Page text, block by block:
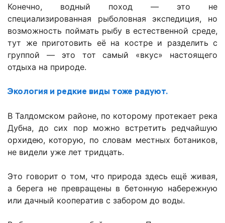
Конечно, водный поход — это не
специализированная рыболовная экспедиция, но
возможность поймать рыбу в естественной среде,
тут же приготовить её на костре и разделить с
группой — это тот самый «вкус» настоящего
отдыха на природе.
Экология и редкие виды тоже радуют.
В Талдомском районе, по которому протекает река
Дубна, до сих пор можно встретить редчайшую
орхидею, которую, по словам местных ботаников,
не видели уже лет тридцать.
Это говорит о том, что природа здесь ещё живая,
а берега не превращены в бетонную набережную
или дачный кооператив с забором до воды.